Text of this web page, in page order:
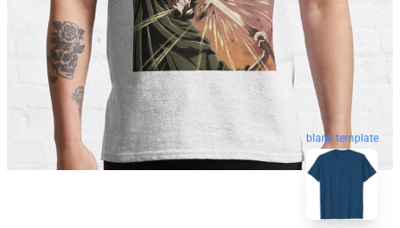
blank template